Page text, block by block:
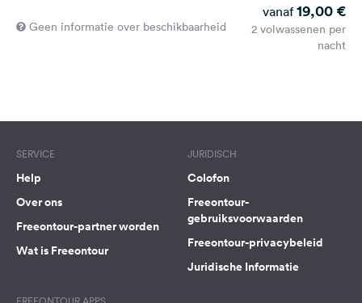
Geen informatie over beschikbaarheid
vanaf 19,00 €
2 volwassenen per
nacht
SERVICE
Help
Over ons
Freeontour-partner worden
Wat is Freeontour
JURIDISCH
Colofon
Freeontour-
gebruiksvoorwaarden
Freeontour-privacybeleid
Juridische Informatie